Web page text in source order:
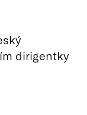
dirigentky